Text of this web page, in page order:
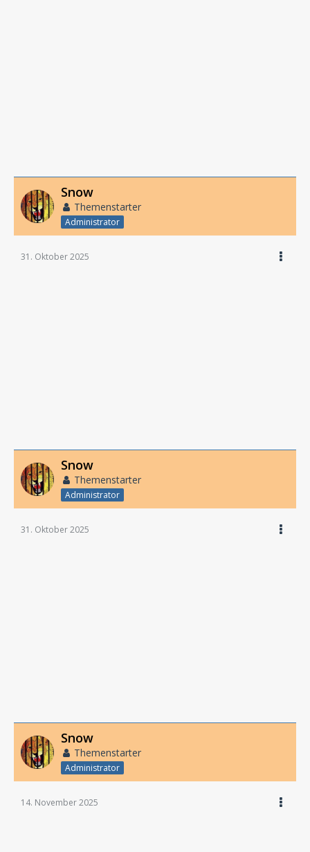
Snow
Themenstarter
Administrator
31. Oktober 2025
Snow
Themenstarter
Administrator
31. Oktober 2025
Snow
Themenstarter
Administrator
14. November 2025